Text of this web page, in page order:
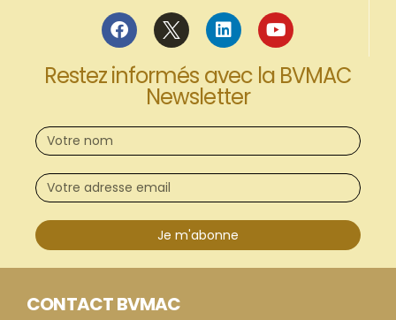
Restez informés avec la BVMAC
Newsletter
Je m'abonne
CONTACT BVMAC